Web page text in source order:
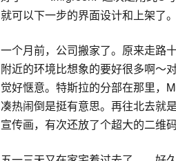
就可以下一步的界面设计和上架了
一个月前，公司搬家了。原来走路
附近的环境比想象的要好很多啊～
觉好惬意。特斯拉的分部在那里，
凑热闹倒是挺有意思。再往北去就
宣传画，有次还放了个超大的二维